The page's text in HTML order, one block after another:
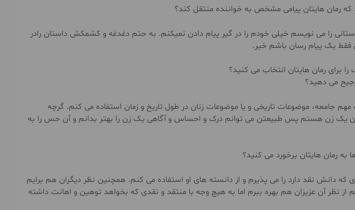
که رمان هایتان پیامی مشخص به خواننده منتقل کند؟
را می نویسم خیلی خودم را در گیر پیام دادن نمیکنم. به حتم دغدغه و کشمکش داستان رادر
فقط یک پیام رسان باشم خیر.
برای رمان هایتان انتخاب می کنید؟
می دهید؟
جامعه، موضوعات تاریخی و یا موضوعات زنان در طول تاریخ و زمان استفاده می کنم. گرچه
یک زن هستم پس طبیعتن می توانم درک و احساس و آگاهی یک زن را بهتر بدانم و آن حس را به
به رمان هایتان برخورد می کنید؟
دانش نقد دارد را می پذیرم و از دانسته های او استفاده می کنم. همچنین نظر دیگران هم برایم
از نظر آن عزیزان هم بهره ببرم اما به هیچ وجه با منتقد و نقدی که بخواهد توهین و اهانت داشته